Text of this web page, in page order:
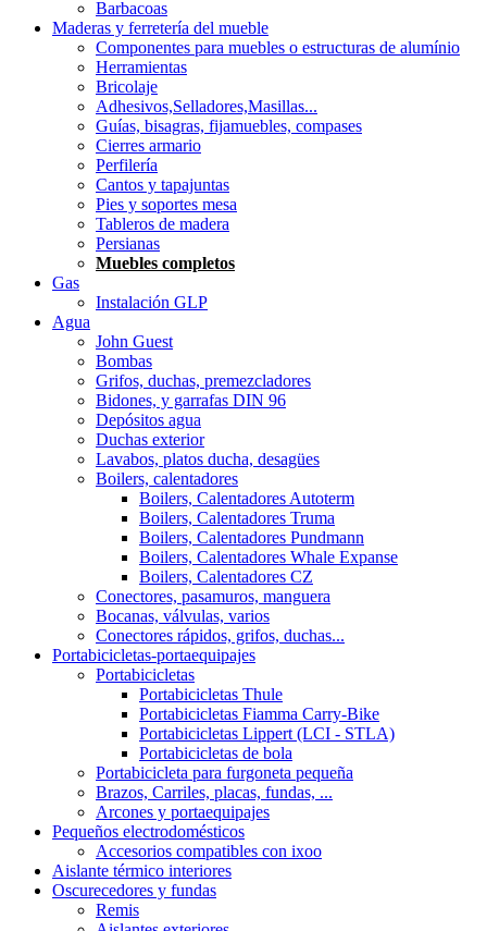
Barbacoas
Maderas y ferretería del mueble
Componentes para muebles o estructuras de alumínio
Herramientas
Bricolaje
Adhesivos,Selladores,Masillas...
Guías, bisagras, fijamuebles, compases
Cierres armario
Perfilería
Cantos y tapajuntas
Pies y soportes mesa
Tableros de madera
Persianas
Muebles completos
Gas
Instalación GLP
Agua
John Guest
Bombas
Grifos, duchas, premezcladores
Bidones, y garrafas DIN 96
Depósitos agua
Duchas exterior
Lavabos, platos ducha, desagües
Boilers, calentadores
Boilers, Calentadores Autoterm
Boilers, Calentadores Truma
Boilers, Calentadores Pundmann
Boilers, Calentadores Whale Expanse
Boilers, Calentadores CZ
Conectores, pasamuros, manguera
Bocanas, válvulas, varios
Conectores rápidos, grifos, duchas...
Portabicicletas-portaequipajes
Portabicicletas
Portabicicletas Thule
Portabicicletas Fiamma Carry-Bike
Portabicicletas Lippert (LCI - STLA)
Portabicicletas de bola
Portabicicleta para furgoneta pequeña
Brazos, Carriles, placas, fundas, ...
Arcones y portaequipajes
Pequeños electrodomésticos
Accesorios compatibles con ixoo
Aislante térmico interiores
Oscurecedores y fundas
Remis